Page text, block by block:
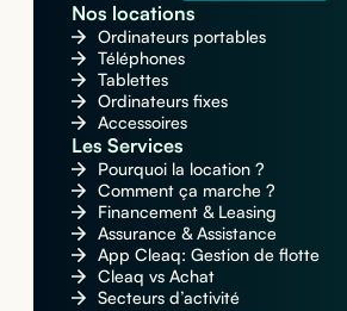
Nos locations
Ordinateurs portables
Téléphones
Tablettes
Ordinateurs fixes
Accessoires
Les Services
Pourquoi la location ?
Comment ça marche ?
Financement & Leasing
Assurance & Assistance
App Cleaq: Gestion de flotte
Cleaq vs Achat
Secteurs d’activité